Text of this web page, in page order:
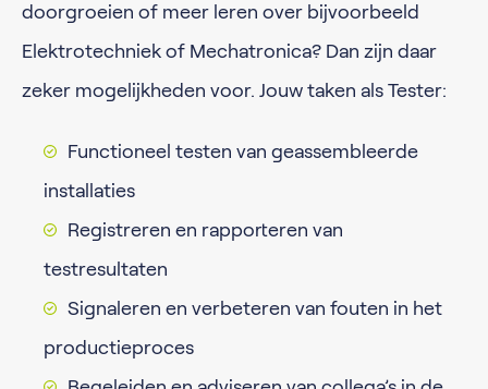
doorgroeien of meer leren over bijvoorbeeld
Elektrotechniek of Mechatronica? Dan zijn daar
zeker mogelijkheden voor. Jouw taken als Tester:
Functioneel testen van geassembleerde
installaties
Registreren en rapporteren van
testresultaten
Signaleren en verbeteren van fouten in het
productieproces